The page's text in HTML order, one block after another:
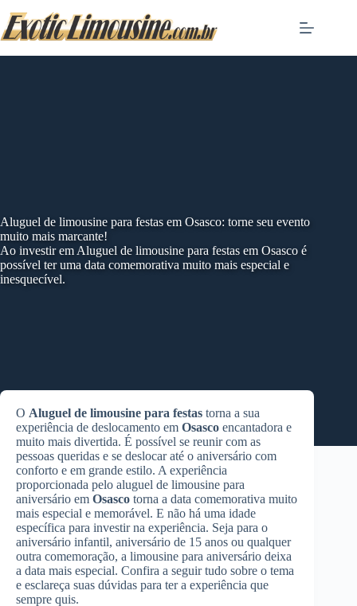
to
content
Aluguel de limousine para festas em Osasco: torne seu evento
muito mais marcante!
Ao investir em Aluguel de limousine para festas em Osasco é
possível ter uma data comemorativa muito mais especial e
inesquecível.
O Aluguel de limousine para festas torna a sua
experiência de deslocamento em Osasco encantadora e
muito mais divertida. É possível se reunir com as
pessoas queridas e se deslocar até o aniversário com
conforto e em grande estilo. A experiência
proporcionada pelo aluguel de limousine para
aniversário em Osasco torna a data comemorativa muito
mais especial e memorável. E não há uma idade
específica para investir na experiência. Seja para o
aniversário infantil, aniversário de 15 anos ou qualquer
outra comemoração, a limousine para aniversário deixa
a data mais especial. Confira a seguir tudo sobre o tema
e esclareça suas dúvidas para ter a experiência que
sempre quis.